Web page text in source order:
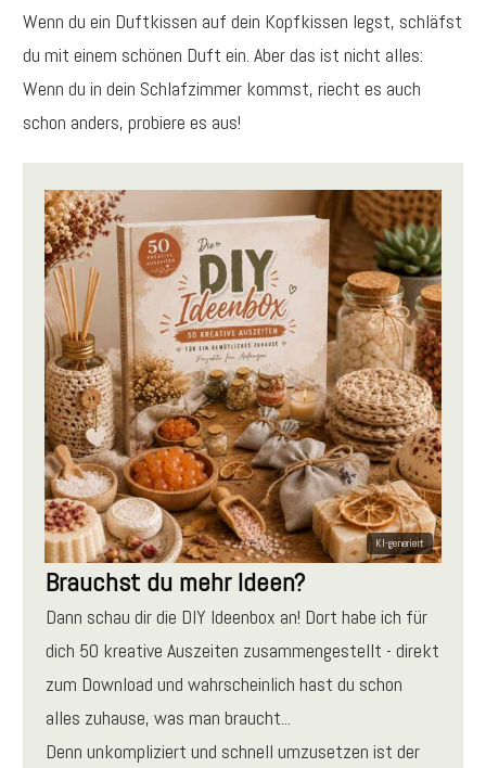
Wenn du ein Duftkissen auf dein Kopfkissen legst, schläfst
du mit einem schönen Duft ein. Aber das ist nicht alles:
Wenn du in dein Schlafzimmer kommst, riecht es auch
schon anders, probiere es aus!
Brauchst du mehr Ideen?
Dann schau dir die DIY Ideenbox an! Dort habe ich für
dich 50 kreative Auszeiten zusammengestellt - direkt
zum Download und wahrscheinlich hast du schon
alles zuhause, was man braucht...
Denn unkompliziert und schnell umzusetzen ist der